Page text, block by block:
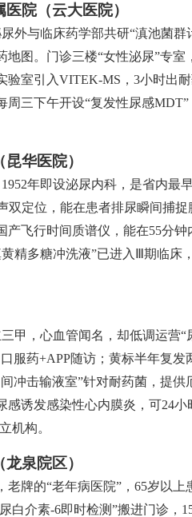
院（云大医院）
外与临床药学部共研“滇池菌
地图。门诊三楼“女性泌尿”专
验室引入VITEK-MS，3小时出
周三下午开设“复发性尿感
华医院）
年即设泌尿内科，是省内最
双定位，能在患者排尿瞬间捕
产飞行时间质谱仪，能在55分
精多糖冲洗液”已进入Ⅲ期临
甲，心血管闻名，却低调运营
服药+APP随访；黄标半年复
冲击输液室”针对耐药菌，提
感诱发感染性心内膜炎，可24
机构。
泉院区）
老牌的“老年病医院”，65岁以
白介素-6即时检测”搬进门诊，